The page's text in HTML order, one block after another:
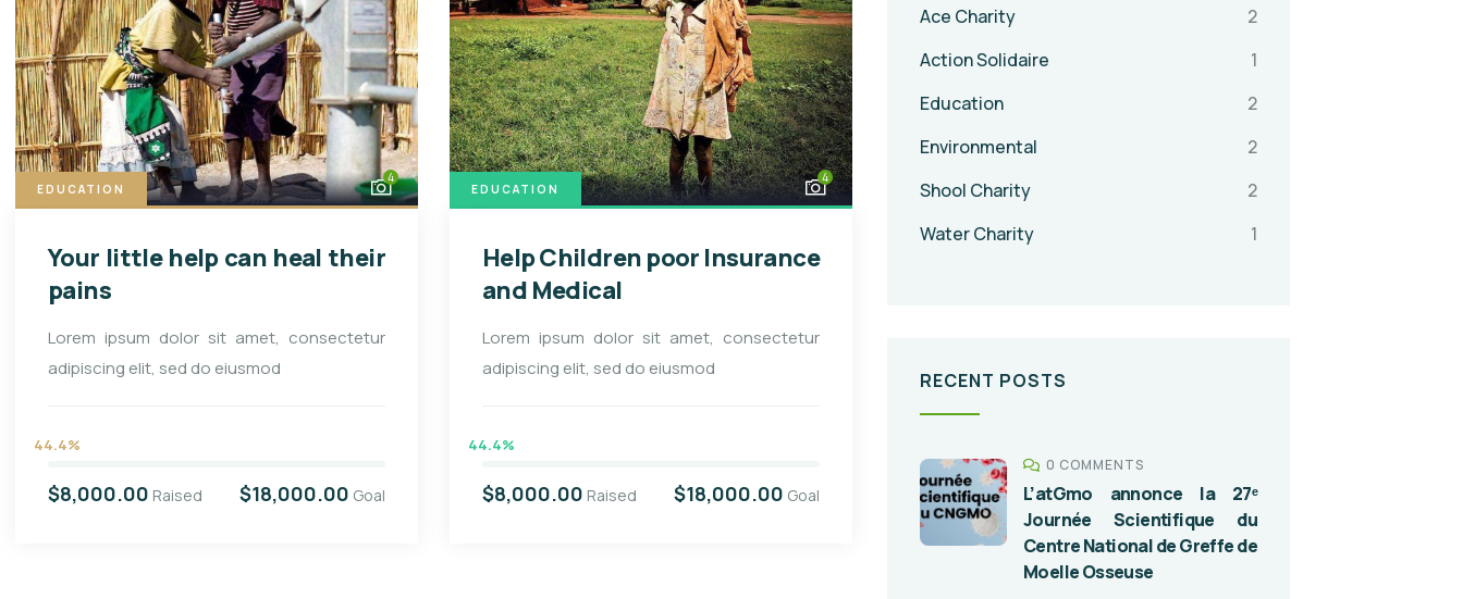
EDUCATION
4
Your little help can heal their
pains
Lorem ipsum dolor sit amet, consectetur
adipiscing elit, sed do eiusmod
44.4%
$8,000.00 Raised $18,000.00 Goal
EDUCATION
4
Help Children poor Insurance
and Medical
Lorem ipsum dolor sit amet, consectetur
adipiscing elit, sed do eiusmod
44.4%
$8,000.00 Raised $18,000.00 Goal
Ace Charity
2
Action Solidaire
1
Education
2
Environmental
2
Shool Charity
2
Water Charity
1
RECENT POSTS
0 COMMENTS
L’atGmo annonce la 27ᵉ
Journée Scientifique du
Centre National de Greffe de
Moelle Osseuse